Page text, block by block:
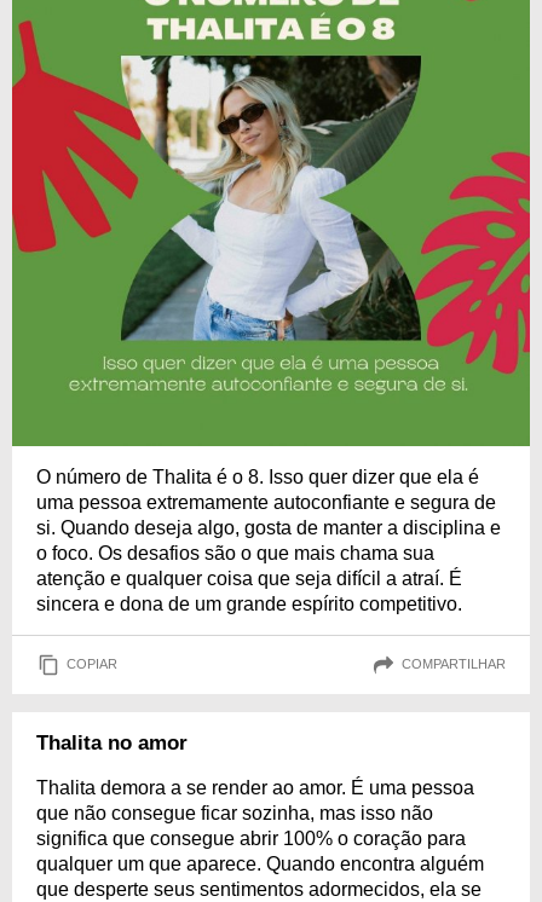
O número de Thalita é o 8. Isso quer dizer que ela é
uma pessoa extremamente autoconfiante e segura de
si. Quando deseja algo, gosta de manter a disciplina e
o foco. Os desafios são o que mais chama sua
atenção e qualquer coisa que seja difícil a atraí. É
sincera e dona de um grande espírito competitivo.
COPIAR COMPARTILHAR
Thalita no amor
Thalita demora a se render ao amor. É uma pessoa
que não consegue ficar sozinha, mas isso não
significa que consegue abrir 100% o coração para
qualquer um que aparece. Quando encontra alguém
que desperte seus sentimentos adormecidos, ela se